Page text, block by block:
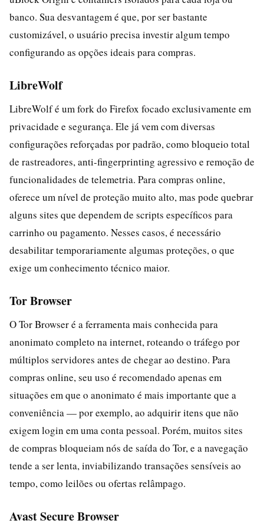
banco. Sua desvantagem é que, por ser bastante
customizável, o usuário precisa investir algum tempo
configurando as opções ideais para compras.
LibreWolf
LibreWolf é um fork do Firefox focado exclusivamente em
privacidade e segurança. Ele já vem com diversas
configurações reforçadas por padrão, como bloqueio total
de rastreadores, anti-fingerprinting agressivo e remoção de
funcionalidades de telemetria. Para compras online,
oferece um nível de proteção muito alto, mas pode quebrar
alguns sites que dependem de scripts específicos para
carrinho ou pagamento. Nesses casos, é necessário
desabilitar temporariamente algumas proteções, o que
exige um conhecimento técnico maior.
Tor Browser
O Tor Browser é a ferramenta mais conhecida para
anonimato completo na internet, roteando o tráfego por
múltiplos servidores antes de chegar ao destino. Para
compras online, seu uso é recomendado apenas em
situações em que o anonimato é mais importante que a
conveniência — por exemplo, ao adquirir itens que não
exigem login em uma conta pessoal. Porém, muitos sites
de compras bloqueiam nós de saída do Tor, e a navegação
tende a ser lenta, inviabilizando transações sensíveis ao
tempo, como leilões ou ofertas relâmpago.
Avast Secure Browser